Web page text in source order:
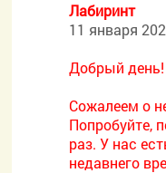
Лабиринт
11 января
Добрый день!
Сожалеем о
Попробуйте,
раз. У нас
недавнего